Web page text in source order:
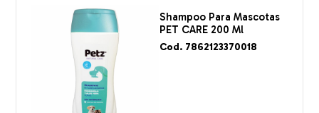
Shampoo Para Mascotas
PET CARE 200 Ml
Cod. 7862123370018